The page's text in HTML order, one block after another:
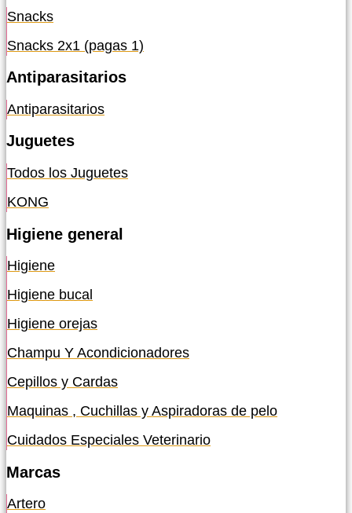
Snacks
Snacks 2x1 (pagas 1)
Antiparasitarios
Antiparasitarios
Juguetes
Todos los Juguetes
KONG
Higiene general
Higiene
Higiene bucal
Higiene orejas
Champu Y Acondicionadores
Cepillos y Cardas
Maquinas , Cuchillas y Aspiradoras de pelo
Cuidados Especiales Veterinario
Marcas
Artero